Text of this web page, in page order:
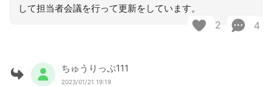
して担当者会議を行って更新をしています。
2 4
ちゅうりっぷ111
2023/01/21 19:19